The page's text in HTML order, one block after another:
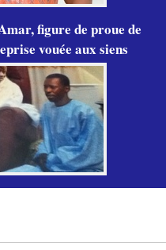
figure de proue de
vouée aux siens